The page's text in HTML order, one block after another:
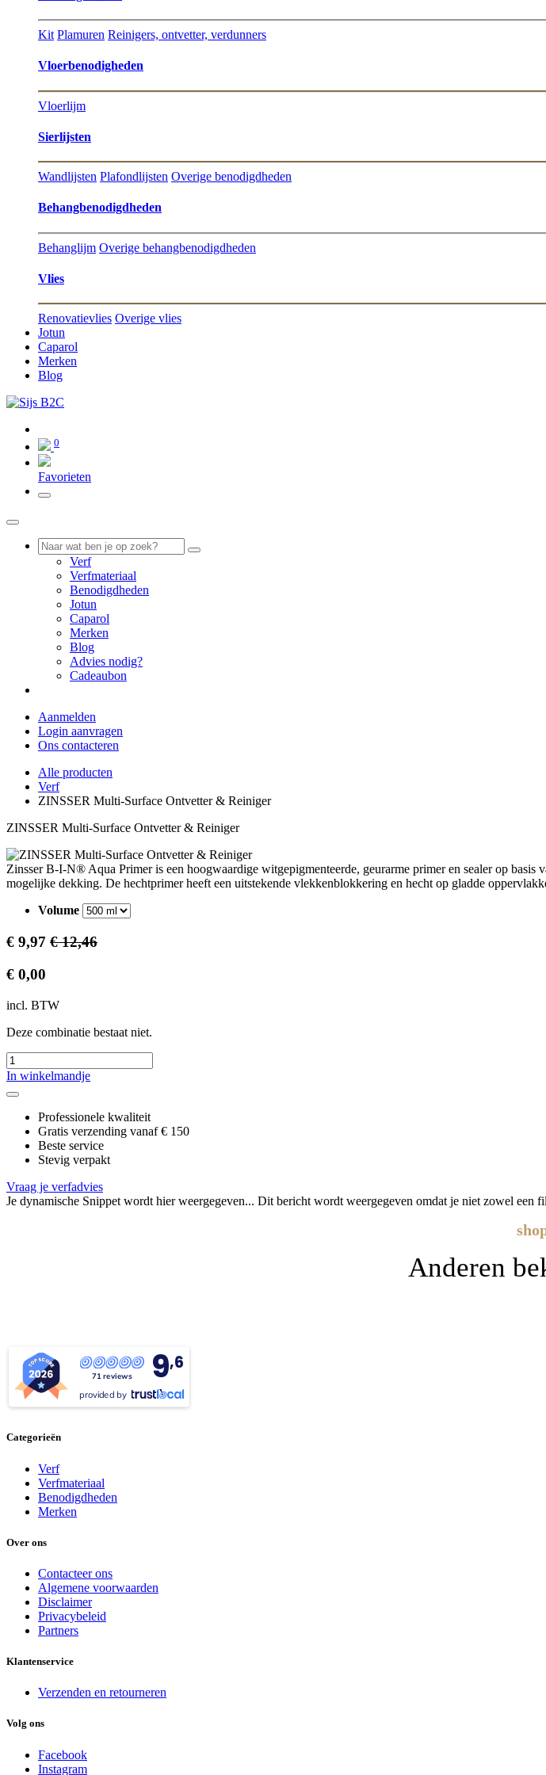
Kit Plamuren Reinigers, ontvetter, verdunners
Vloerbenodigheden
Vloerlijm
Sierlijsten
Wandlijsten Plafondlijsten Overige benodigdheden
Behangbenodigdheden
Behanglijm Overige behangbenodigdheden
Vlies
Renovatievlies Overige vlies
Jotun
Caparol
Merken
Blog
0
Favorieten
Verf
Verfmateriaal
Benodigdheden
Jotun
Caparol
Merken
Blog
Advies nodig?
Cadeaubon
Aanmelden
Login aanvragen
Ons contacteren
Alle producten
Verf
ZINSSER Multi-Surface Ontvetter & Reiniger
ZINSSER Multi-Surface Ontvetter & Reiniger
Zinsser B-I-N® Aqua Primer is een hoogwaardige witgepigmenteerde, geurarme primer en sealer op basis
mogelijke dekking. De hechtprimer heeft een uitstekende vlekkenblokkering en hecht op gladde
Volume
€ 9,97 €12,46
€ 0,00
incl. BTW
Deze combinatie bestaat niet.
In winkelmandje
Professionele kwaliteit
Gratis verzending vanaf € 150
Beste service
Stevig verpakt
Vraag je verfadvies
Je dynamische Snippet wordt hier weergegeven... Dit bericht wordt weergegeven omdat je niet zowel een
Anderen
71 reviews 9,6
provided by
Categorieën
Verf
Verfmateriaal
Benodigdheden
Merken
Over ons
Contacteer ons
Algemene voorwaarden
Disclaimer
Privacybeleid
Partners
Klantenservice
Verzenden en retourneren
Volg ons
Facebook
Instagram